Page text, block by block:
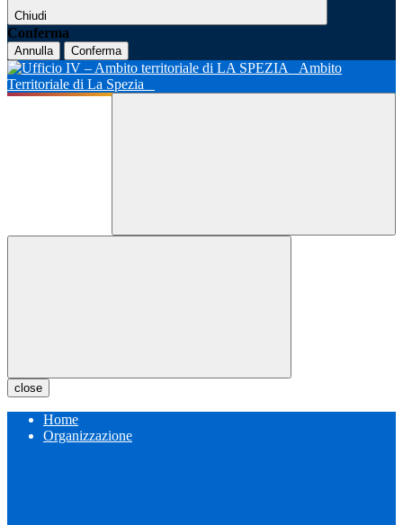
Chiudi
Conferma
Annulla Conferma
Ambito
Territoriale di La Spezia
close
Home
Organizzazione